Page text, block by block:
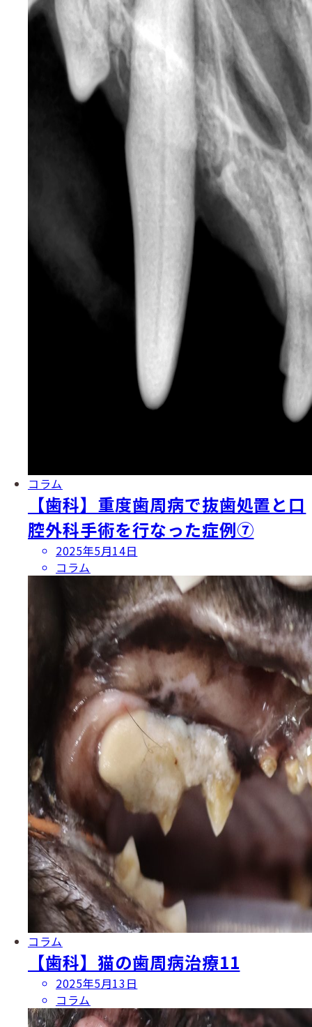
コラム
【歯科】重度歯周病で抜歯処置と口
腔外科手術を行なった症例⑦
投
稿
2025年5月14日
コラム
コラム
【歯科】猫の歯周病治療11
投
稿
日
2025年5月13日
コラム